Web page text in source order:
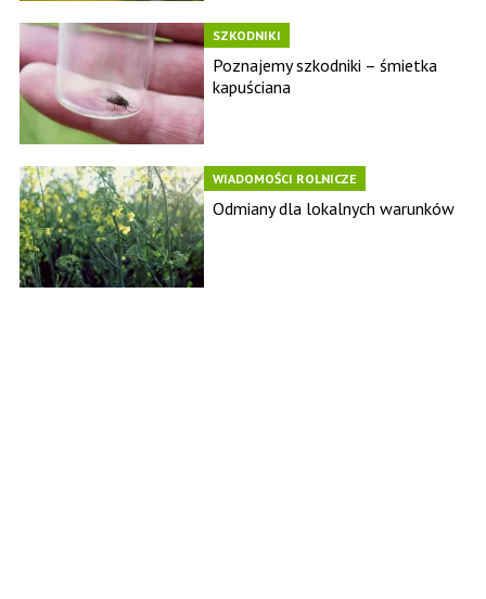
SZKODNIKI
Poznajemy szkodniki – śmietka
kapuściana
WIADOMOŚCI ROLNICZE
Odmiany dla lokalnych warunków